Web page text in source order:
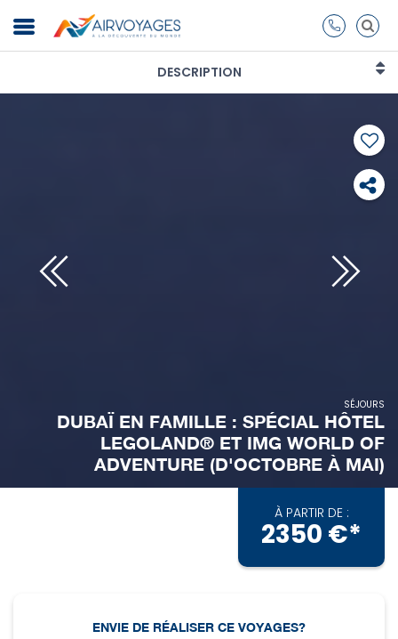
DESCRIPTION
SÉJOURS
DUBAÏ EN FAMILLE : SPÉCIAL HÔTEL
LEGOLAND® ET IMG WORLD OF
ADVENTURE (D'OCTOBRE À MAI)
À PARTIR DE :
2350 €*
ENVIE DE RÉALISER CE VOYAGES?